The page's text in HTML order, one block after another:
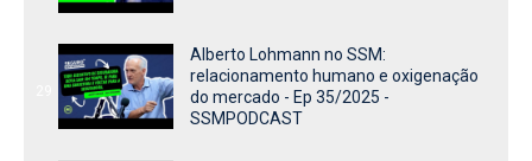
Alberto Lohmann no SSM:
relacionamento humano e oxigenação
do mercado - Ep 35/2025 -
SSMPODCAST